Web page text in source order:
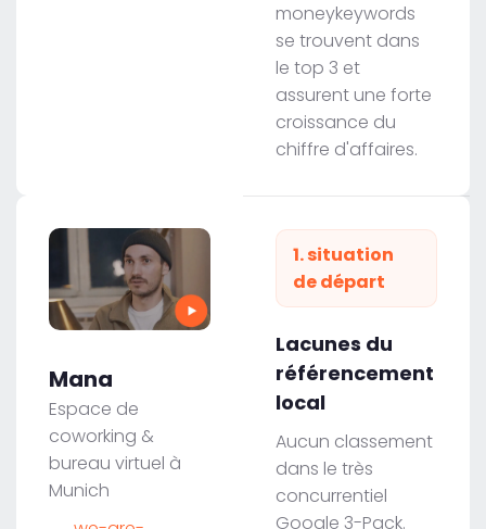
moneykeywords
se trouvent dans
le top 3 et
assurent une forte
croissance du
chiffre d'affaires.
1. situation
de départ
Lacunes du
référencement
local
Aucun classement
dans le très
concurrentiel
Google 3-Pack.
Mana
Espace de
coworking &
bureau virtuel à
Munich